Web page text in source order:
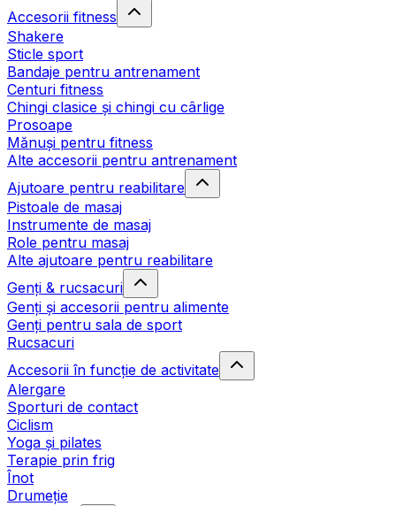
Accesorii fitness
Shakere
Sticle sport
Bandaje pentru antrenament
Centuri fitness
Chingi clasice și chingi cu cârlige
Prosoape
Mănuși pentru fitness
Alte accesorii pentru antrenament
Ajutoare pentru reabilitare
Pistoale de masaj
Instrumente de masaj
Role pentru masaj
Alte ajutoare pentru reabilitare
Genți & rucsacuri
Genți și accesorii pentru alimente
Genți pentru sala de sport
Rucsacuri
Accesorii în funcție de activitate
Alergare
Sporturi de contact
Ciclism
Yoga și pilates
Terapie prin frig
Înot
Drumeție